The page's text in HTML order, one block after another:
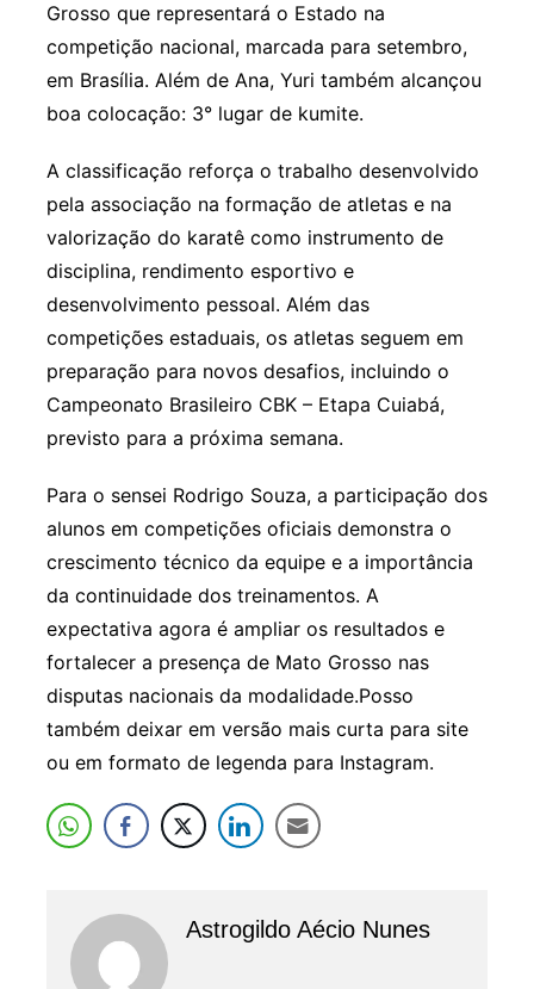
Grosso que representará o Estado na
competição nacional, marcada para setembro,
em Brasília. Além de Ana, Yuri também alcançou
boa colocação: 3° lugar de kumite.
A classificação reforça o trabalho desenvolvido
pela associação na formação de atletas e na
valorização do karatê como instrumento de
disciplina, rendimento esportivo e
desenvolvimento pessoal. Além das
competições estaduais, os atletas seguem em
preparação para novos desafios, incluindo o
Campeonato Brasileiro CBK – Etapa Cuiabá,
previsto para a próxima semana.
Para o sensei Rodrigo Souza, a participação dos
alunos em competições oficiais demonstra o
crescimento técnico da equipe e a importância
da continuidade dos treinamentos. A
expectativa agora é ampliar os resultados e
fortalecer a presença de Mato Grosso nas
disputas nacionais da modalidade.Posso
também deixar em versão mais curta para site
ou em formato de legenda para Instagram.
Astrogildo Aécio Nunes